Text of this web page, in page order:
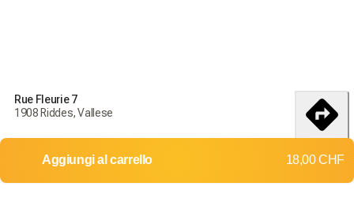
débembre
Resi e cambi non accettati
Costi di spedizione: 0,00 CHF
Rue Fleurie 7
1908 Riddes, Vallese
Aggiungi al carrello 18,00 CHF